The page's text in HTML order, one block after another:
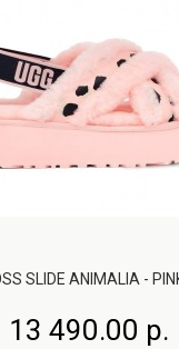
SLIDE ANIMALIA -
13 490.00 р.